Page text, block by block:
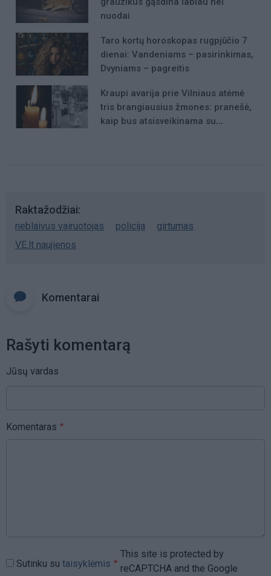
nuodai
Taro kortų horoskopas rugpjūčio 7
dienai: Vandeniams – pasirinkimas,
Dvyniams – pagreitis
Kraupi avarija prie Vilniaus atėmė
tris brangiausius žmones: pranešė,
kaip bus atsisveikinama su
Raktažodžiai
neblaivus vairuotojas policija
girtumas
VE.lt naujienos
Komentarai
Rašyti komentarą
Jūsų vardas
Komentaras
Sutinku su taisyklėmis
This site is protected by
reCAPTCHA and the Google